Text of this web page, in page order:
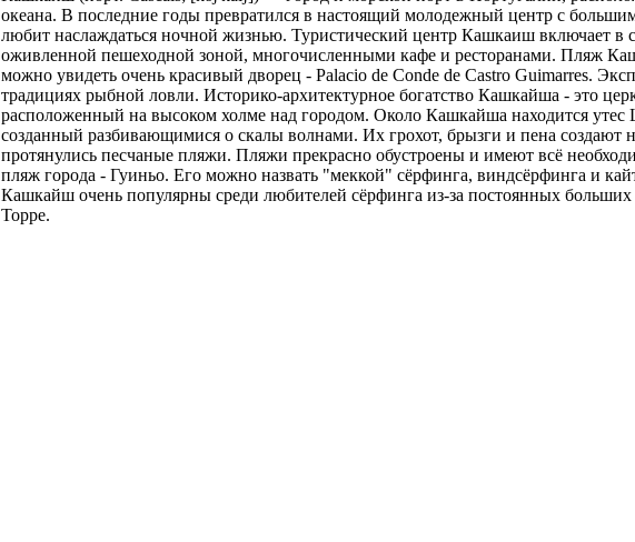
океана. В последние годы превратился в настоящий молодежный центр с
любит наслаждаться ночной жизнью. Туристический центр Кашкаиш включает в
оживленной пешеходной зоной, многочисленными кафе и ресторанами. Пляж
можно увидеть очень красивый дворец - Palacio de Conde de Castro Guimarres.
традициях рыбной ловли. Историко-архитектурное богатство Кашкайша - это
расположенный на высоком холме над городом. Около Кашкайша находится утес
созданный разбивающимися о скалы волнами. Их грохот, брызги и пена создают
протянулись песчаные пляжи. Пляжи прекрасно обустроены и имеют всё
пляж города - Гуиньо. Его можно назвать "меккой" сёрфинга, виндсёрфинга и
Кашкайш очень популярны среди любителей сёрфинга из-за постоянных
Торре.